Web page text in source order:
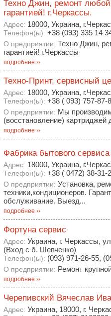
Техно Джин, ремонт
гарантией! г.Черкассы.
Адрес: 18000, Украина,
Телефон(ы): +38 (093) 335 14
О предприятии: Техно Джин,
гарантией! г.Черкассы
подробнее ››
Техно-Принт, сервисный
Адрес: 18000, Украина,
Телефон(ы): +38 ( 093) 757-87-
О предприятии: Мы
(восстановление)
подробнее ››
Фабрика бытового сервиса
Адрес: 18000, Украина,
Телефон(ы): +38 ( 0472) 38-31-
О предприятии: Установка,
техники,кондиционеров.
обслуживание. Выезд...
подробнее ››
Фортуна сервис
Адрес: Украина, г. Черкассы,
(Вход с б. Шевченко)
Телефон(ы): (093) 971-26-55,
О предприятии: Ремонт
подробнее ››
Черепивский Вячеслав
Адрес: Украина, 18000, г.